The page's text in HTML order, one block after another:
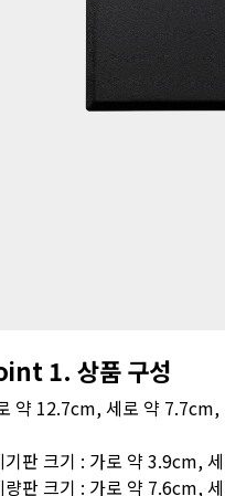
1. 상품 구성
약 12.7cm, 세로 약 7.7cm,
기판 크기 : 가로 약 3.9cm,
량판 크기 : 가로 약 7.6cm,